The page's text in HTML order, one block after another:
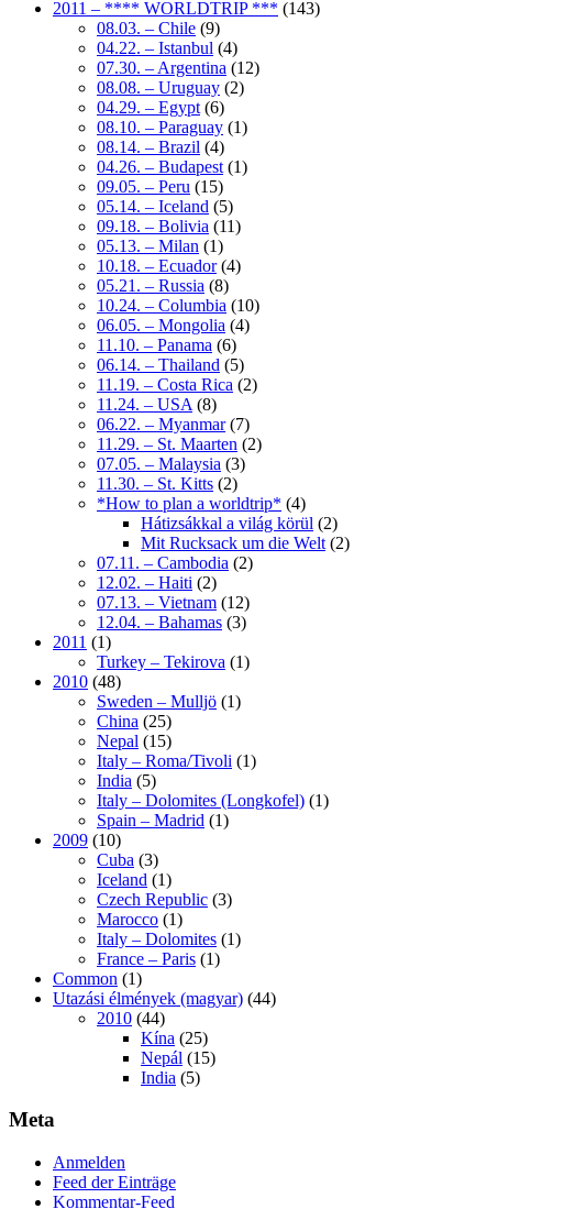
2011 – **** WORLDTRIP *** (143)
08.03. – Chile (9)
04.22. – Istanbul (4)
07.30. – Argentina (12)
08.08. – Uruguay (2)
04.29. – Egypt (6)
08.10. – Paraguay (1)
08.14. – Brazil (4)
04.26. – Budapest (1)
09.05. – Peru (15)
05.14. – Iceland (5)
09.18. – Bolivia (11)
05.13. – Milan (1)
10.18. – Ecuador(4)
05.21. – Russia (8)
10.24. – Columbia (10)
06.05. – Mongolia (4)
11.10. – Panama (6)
06.14. – Thailand (5)
11.19. – Costa Rica (2)
11.24. – USA (8)
06.22. – Myanmar(7)
11.29. – St. Maarten (2)
07.05. – Malaysia (3)
11.30. – St. Kitts (2)
*How to plan a worldtrip* (4)
Hátizsákkal a világ körül (2)
Mit Rucksack um die Welt (2)
07.11. – Cambodia (2)
12.02. – Haiti (2)
07.13. – Vietnam (12)
12.04. – Bahamas (3)
2011 (1)
Turkey – Tekirova (1)
2010 (48)
Sweden – Mulljö (1)
China (25)
Nepal (15)
Italy – Roma/Tivoli (1)
India (5)
Italy – Dolomites (Longkofel) (1)
Spain – Madrid (1)
2009 (10)
Cuba (3)
Iceland (1)
Czech Republic (3)
Marocco (1)
Italy – Dolomites (1)
France – Paris (1)
Common (1)
Utazási élmények (magyar) (44)
2010 (44)
Kína (25)
Nepál (15)
India (5)
Meta
Anmelden
Feed der Einträge
Kommentar-Feed